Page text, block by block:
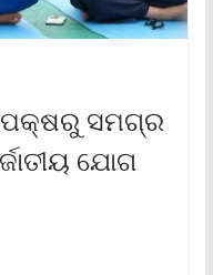
ସମଗ୍ର
ଯୋଗ